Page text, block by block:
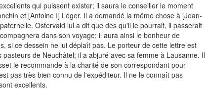
qui puissent exister; il saura le conseiller le moment
et [Antoine I] Léger. Il a demandé la même chose à [Jean-
Ostervald lui a dit que dès qu'il le pourrait, il passerait
dans son voyage; il aura ainsi le bonheur de
si ce dessein ne lui déplaît pas. Le porteur de cette lettre est
de Neuchâtel; il a abjuré avec sa femme à Lausanne. Il
le recommande à la charité de son correspondant pour
pas très bien connu de l'expéditeur. Il ne le connaît pas
excellents.